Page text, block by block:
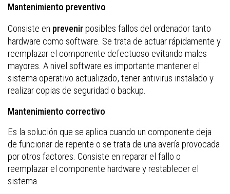
Mantenimiento preventivo
Consiste en prevenirposibles fallos del ordenador tanto
hardware como software. Se trata de actuar rápidamente y
reemplazar el componente defectuoso evitando males
mayores. A nivel software es importante mantener el
sistema operativo actualizado, tener antivirus instalado y
realizar copias de seguridad o backup.
Mantenimiento correctivo
Es la solución que se aplica cuando un componente deja
de funcionar de repente o se trata de una avería provocada
por otros factores. Consiste en reparar el fallo o
reemplazar el componente hardware y restablecer el
sistema.